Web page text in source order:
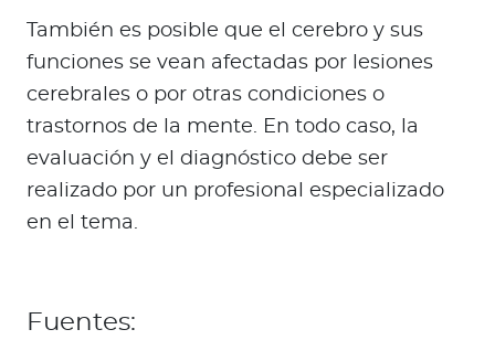
También es posible que el cerebro y sus
funciones se vean afectadas por lesiones
cerebrales o por otras condiciones o
trastornos de la mente. En todo caso, la
evaluación y el diagnóstico debe ser
realizado por un profesional especializado
en el tema.
Fuentes: